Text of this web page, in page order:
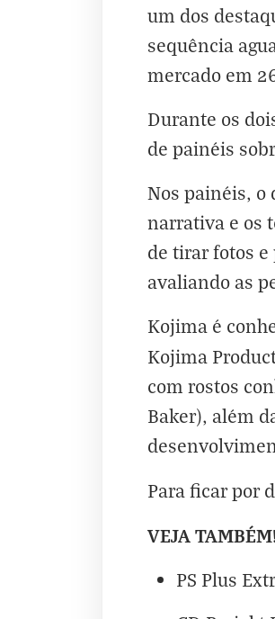
um dos
sequência
mercado em
Durante os
de painéis
Nos painéis, o
narrativa e os
de tirar fotos e
avaliando as
Kojima é
Kojima
com rostos
Baker), além
Para ficar por
VEJA TAMBÉM!
PS Plus